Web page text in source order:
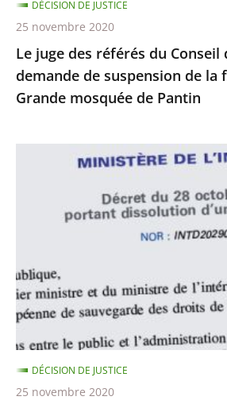
de
suspension
de
la
fermeture
la
Le juge des référés du Conseil
demande de suspension de la
Grande mosquée de Pantin
DÉCISION DE JUSTICE
25 novembre 2020
Conseil
d’État
rejette
demande
de
suspension
DÉCISION DE JUSTICE
25 novembre 2020